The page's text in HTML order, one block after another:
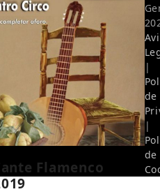
Flamenco
|
de
|
de